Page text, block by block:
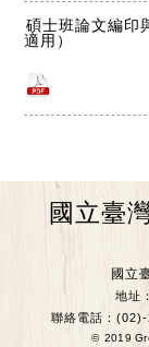
碩士班論文編印
適用）
國立臺
國立
地址
聯絡電話：
© 2019